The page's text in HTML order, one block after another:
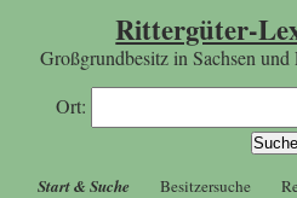
Rittergüter-
Großgrundbesitz in Sachsen und
Ort:
Start & Suche Besitzersuche